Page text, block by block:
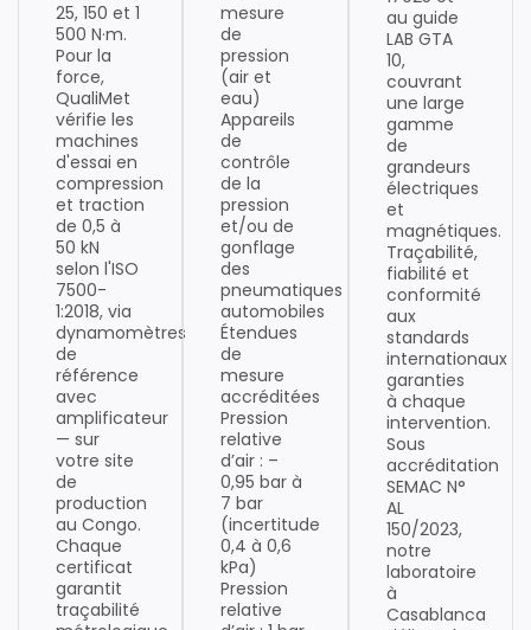
25, 150 et 1
500 N·m.
Pour la
force,
QualiMet
vérifie les
machines
d'essai en
compression
et traction
de 0,5 à
50 kN
selon l'ISO
7500-
1:2018, via
dynamomètres
de
référence
avec
amplificateur
— sur
votre site
de
production
au Congo.
Chaque
certificat
garantit
traçabilité
mesure
de
pression
(air et
eau)
Appareils
de
contrôle
de la
pression
et/ou de
gonflage
des
pneumatiques
automobiles
Étendues
de
mesure
accréditées
Pression
relative
d’air : –
0,95 bar à
7 bar
(incertitude
0,4 à 0,6
kPa)
Pression
relative
au guide
LAB GTA
10,
couvrant
une large
gamme
de
grandeurs
électriques
et
magnétiques.
Traçabilité,
fiabilité et
conformité
aux
standards
internationaux
garanties
à chaque
intervention.
Sous
accréditation
SEMAC N°
AL
150/2023,
notre
laboratoire
à
Casablanca